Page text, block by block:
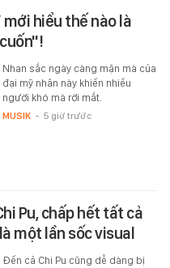
mới hiểu thế nào là
Nhan sắc ngày càng mặn mà của
đại mỹ nhân này khiến nhiều
người khó mà rời mắt.
MUSIK - 5 giờ trước
Pu, chấp hết tất cả
một lần sốc visual
Đến cả Chi Pu cũng dễ dàng bị